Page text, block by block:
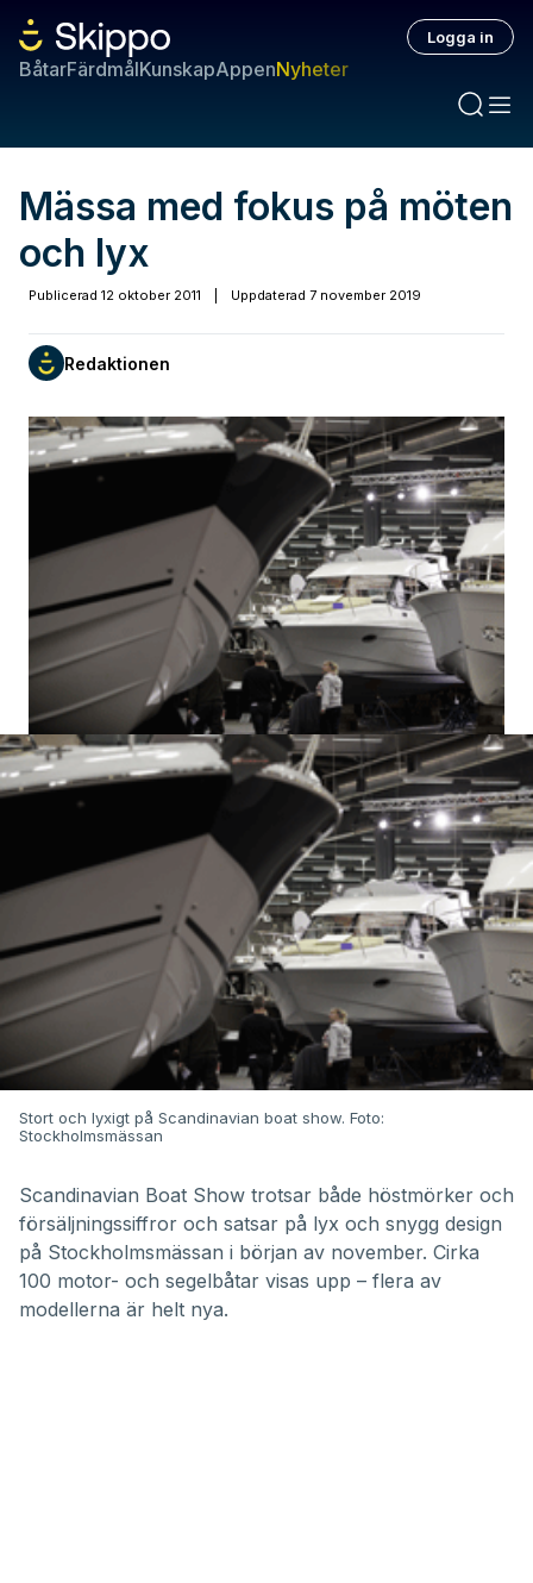
BåtarFärdmålKunskapAppenNyheter
Logga in
Mässa med fokus på möten
och lyx
Publicerad 12 oktober 2011 Uppdaterad 7 november 2019
Redaktionen
Stort och lyxigt på Scandinavian boat show. Foto:
Stockholmsmässan
Scandinavian Boat Show trotsar både höstmörker och
försäljningssiffror och satsar på lyx och snygg design
på Stockholmsmässan i början av november. Cirka
100 motor- och segelbåtar visas upp – flera av
modellerna är helt nya.